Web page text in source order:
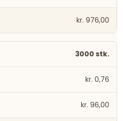
kr. 976,00
3000 stk.
kr. 0,76
kr. 96,00